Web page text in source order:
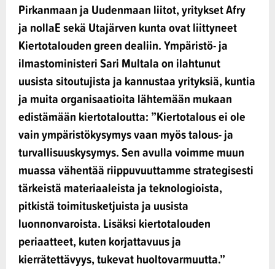
Pirkanmaan ja Uudenmaan liitot, yritykset Afry
ja nollaE sekä Utajärven kunta ovat liittyneet
Kiertotalouden green dealiin. Ympäristö- ja
ilmastoministeri Sari Multala on ilahtunut
uusista sitoutujista ja kannustaa yrityksiä, kuntia
ja muita organisaatioita lähtemään mukaan
edistämään kiertotaloutta: ”Kiertotalous ei ole
vain ympäristökysymys vaan myös talous- ja
turvallisuuskysymys. Sen avulla voimme muun
muassa vähentää riippuvuuttamme strategisesti
tärkeistä materiaaleista ja teknologioista,
pitkistä toimitusketjuista ja uusista
luonnonvaroista. Lisäksi kiertotalouden
periaatteet, kuten korjattavuus ja
kierrätettävyys, tukevat huoltovarmuutta.”